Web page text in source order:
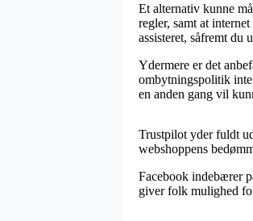
Et alternativ kunne
regler, samt at
assisteret, såfremt du
Ydermere er det
ombytningspolitik
en anden gang vil
Trustpilot yder fuldt
webshoppens
Facebook indebærer
giver folk mulighed